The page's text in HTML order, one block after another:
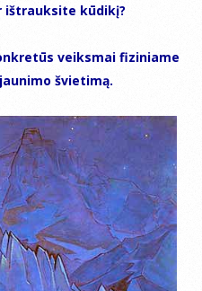
ištrauksite kūdikį?
veiksmai fiziniame
švietimą.